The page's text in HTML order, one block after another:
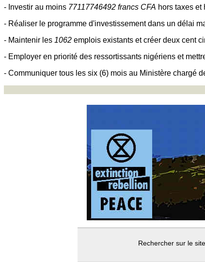
- Investir au moins 77117746492 francs CFA hors taxes et
- Réaliser le programme d'investissement dans un délai
- Maintenir les 1062 emplois existants et créer deux cent
- Employer en priorité des ressortissants nigériens et
- Communiquer tous les six (6) mois au Ministère chargé
Rechercher sur le